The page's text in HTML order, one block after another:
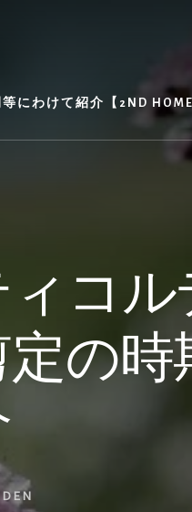
にわけて紹介【2ND HOME
コル
の時